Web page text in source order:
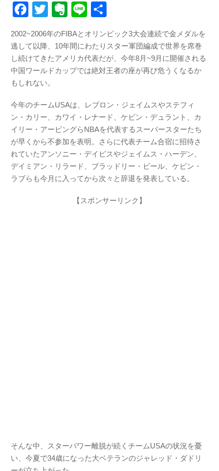
F
c
e
b
o
o
k
T
tt
er
E
er
n
ot
Li
e
2002~2006年のFIBAとオリンピック3大会連続で金メダルを
逃して以降、10年間にわたりスター軍団編成で世界を席巻
し続けてきたアメリカ代表だが、今年8月~9月に開催される
中国ワールドカップでは絶対王者の座が再び危うくなるか
もしれない。
今年のチームUSAは、レブロン・ジェイムスやステフィ
ン・カリー、カワイ・レナード、ケビン・デュラント、カ
イリー・アービングらNBAを代表するスーパースターたち
が早くから不参加を表明。さらに代表チーム合宿に招待さ
れていたアンソニー・デイビスやジェイムス・ハーデン、
デイミアン・リラード、ブラッドリー・ビール、ケビン・
ラブらも今月に入ってから次々と辞退を発表している。
【スポンサーリンク】
そんな中、スターパワー離脱が続くチームUSAの状況を憂
い、今夏で34歳になった大ベテランのジャレッド・ダドリ